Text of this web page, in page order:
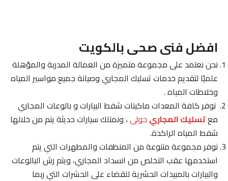
افضل فنى صحى بالكويت
نحن نعتمد على مجموعة متميزة من العمالة المدربة والمؤهلة
علميًا لتقديم خدمات تسليك المجاري وصيانة جميع مواسير المياه
وخلاطات المياه .
نوفر كافة المعدات ماكينات شفط البيارات و بالوعات المجاري
معتسليك المجاريحولى، ونمتلك سيارات حديثة يتم من خلالها
شفط المياه الراكدة.
نوفر مجموعة متنوعة من المنظفات والمطهرات التي يتم
استخدمها عقب التخلص من انسداد المجاري، ويتم رش البالوعات
والبيارات بالمبيدات الحشرية للقضاء على الحشرات التي ربما